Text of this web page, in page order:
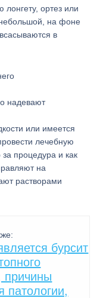
лонгету, ортез или
на фоне
в
надевают
или имеется
лечебную
процедура и как
на
растворами
бурсит
причины
патологии,